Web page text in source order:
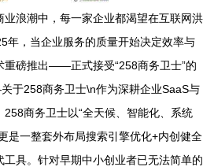
浪潮中，每一家企业都渴望在互联网洪
年，当企业服务的质量开始决定效率与
重磅推出——正式接受“258商务卫士”的
于258商务卫士\n作为深耕企业SaaS与
商务卫士以“全天候、智能化、系统
是一整套外布局搜索引擎优化+内创健全
具。针对早期中小创业者已无法简单的